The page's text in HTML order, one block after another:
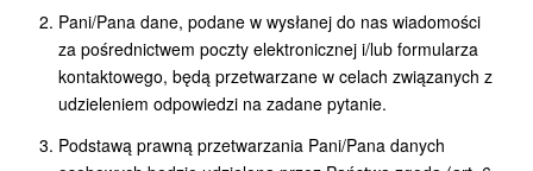
Pani/Pana dane, podane w wysłanej do nas wiadomości
za pośrednictwem poczty elektronicznej i/lub formularza
kontaktowego, będą przetwarzane w celach związanych z
udzieleniem odpowiedzi na zadane pytanie.
Podstawą prawną przetwarzania Pani/Pana danych